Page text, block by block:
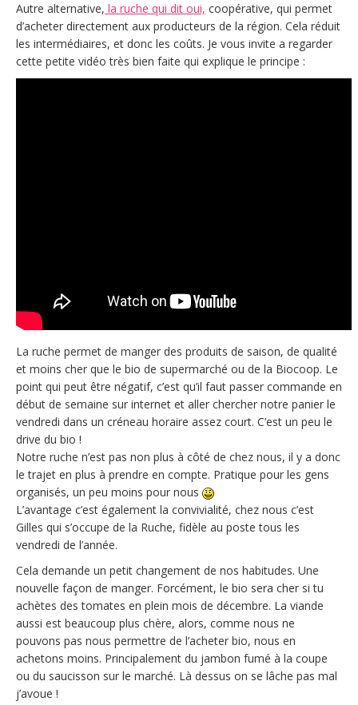
Autre alternative, la ruche qui dit oui, coopérative, qui permet
d’acheter directement aux producteurs de la région. Cela réduit
les intermédiaires, et donc les coûts. Je vous invite a regarder
cette petite vidéo très bien faite qui explique le principe :
La ruche permet de manger des produits de saison, de qualité
et moins cher que le bio de supermarché ou de la Biocoop. Le
point qui peut être négatif, c’est qu’il faut passer commande en
début de semaine sur internet et aller chercher notre panier le
vendredi dans un créneau horaire assez court. C’est un peu le
drive du bio !
Notre ruche n’est pas non plus à côté de chez nous, il y a donc
le trajet en plus à prendre en compte. Pratique pour les gens
organisés, un peu moins pour nous
L’avantage c’est également la convivialité, chez nous c’est
Gilles qui s’occupe de la Ruche, fidèle au poste tous les
vendredi de l’année.
Cela demande un petit changement de nos habitudes. Une
nouvelle façon de manger. Forcément, le bio sera cher si tu
achètes des tomates en plein mois de décembre. La viande
aussi est beaucoup plus chère, alors, comme nous ne
pouvons pas nous permettre de l’acheter bio, nous en
achetons moins. Principalement du jambon fumé à la coupe
ou du saucisson sur le marché. Là dessus on se lâche pas mal
j’avoue !